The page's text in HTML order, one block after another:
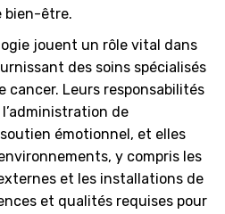
bien-être.
jouent un rôle vital dans
des soins spécialisés
Leurs responsabilités
de
émotionnel, et elles
y compris les
et les installations de
et qualités requises pour